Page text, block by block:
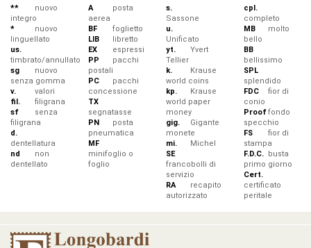
**
nuovo
integro
*
nuovo
linguellato
us.
timbrato/annullato
sg
nuovo
senza gomma
v.
valori
fil.
filigrana
sf
senza
filigrana
d.
dentellatura
nd
non
dentellato
A
posta
aerea
BF
foglietto
LIB
libretto
EX
espressi
PP
pacchi
postali
PC
pacchi
concessione
TX
segnatasse
PN
posta
pneumatica
MF
minifoglio o
foglio
s.
Sassone
u.
Unificato
yt.
Yvert
Tellier
k.
Krause
world coins
kp.
Krause
world paper
money
gig.
Gigante
monete
mi.
Michel
SE
francobolli di
servizio
RA
recapito
autorizzato
cpl.
completo
MB
molto
bello
BB
bellissimo
SPL
splendido
FDC
fior di
conio
Prooffondo
specchio
FS
fior di
stampa
F.D.C.
busta
primo giorno
Cert.
certificato
peritale